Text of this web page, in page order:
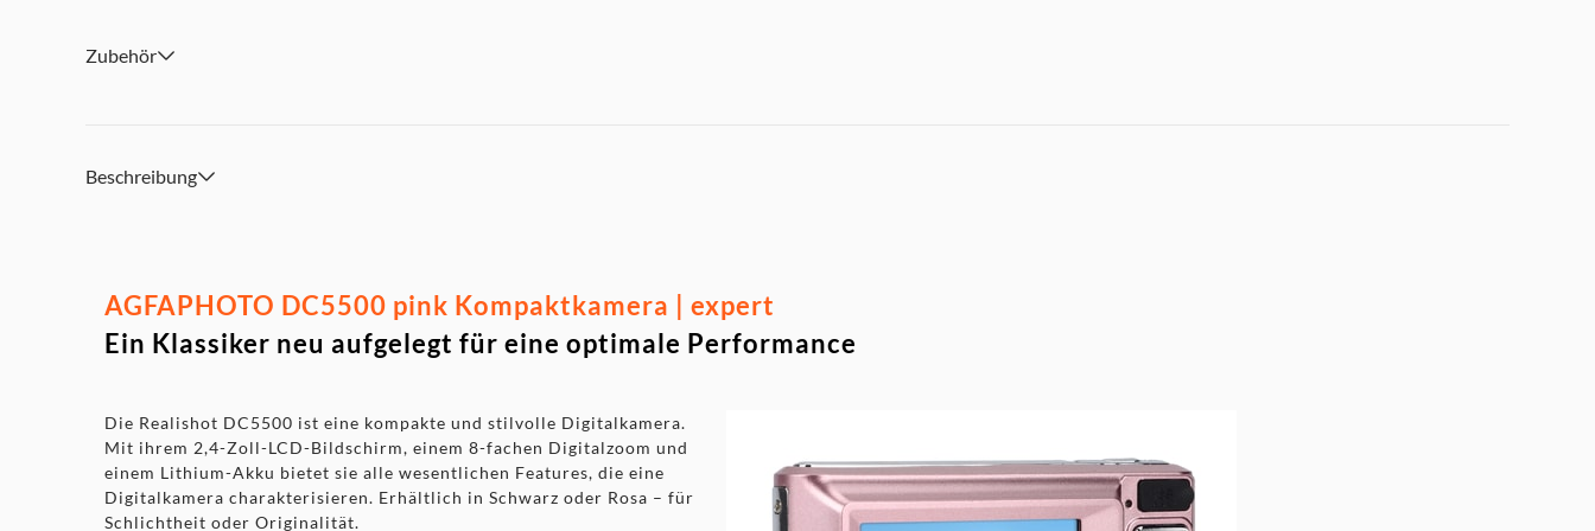
Zubehör
Beschreibung
AGFAPHOTO DC5500 pink Kompaktkamera | expert
Ein Klassiker neu aufgelegt für eine optimale Performance
Die Realishot DC5500 ist eine kompakte und stilvolle Digitalkamera.
Mit ihrem 2,4-Zoll-LCD-Bildschirm, einem 8-fachen Digitalzoom und
einem Lithium-Akku bietet sie alle wesentlichen Features, die eine
Digitalkamera charakterisieren. Erhältlich in Schwarz oder Rosa – für
Schlichtheit oder Originalität.